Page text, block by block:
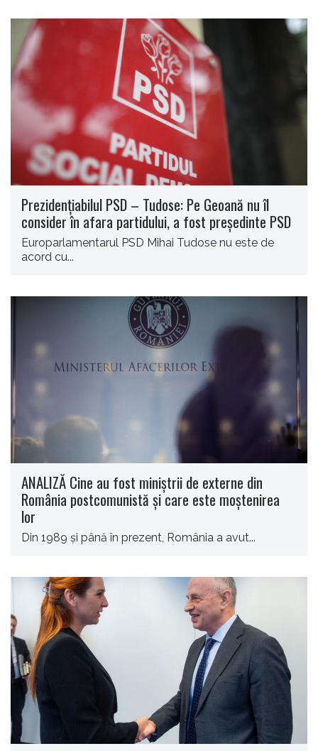
Prezidenţiabilul PSD – Tudose: Pe Geoană nu îl
consider în afara partidului, a fost preşedinte PSD
Europarlamentarul PSD Mihai Tudose nu este de
acord cu...
ANALIZĂ Cine au fost miniștrii de externe din
România postcomunistă și care este moștenirea
lor
Din 1989 și până în prezent, România a avut...